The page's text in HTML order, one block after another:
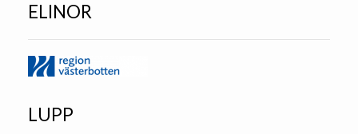
ELINOR
LUPP